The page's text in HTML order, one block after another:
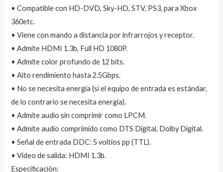
• Compatible con HD-DVD, Sky-HD, STV, PS3, para Xbox
360etc.
• Viene con mando a distancia por infrarrojos y receptor.
• Admite HDMI 1.3b, Full HD 1080P.
• Admite color profundo de 12 bits.
• Alto rendimiento hasta 2.5Gbps.
• No se necesita energía (si el equipo de entrada es estándar,
de lo contrario se necesita energía).
• Admite audio sin comprimir como LPCM.
• Admite audio comprimido como DTS Digital, Dolby Digital.
• Señal de entrada DDC: 5 voltios pp (TTL).
• Vídeo de salida: HDMI 1.3b.
Especificación: